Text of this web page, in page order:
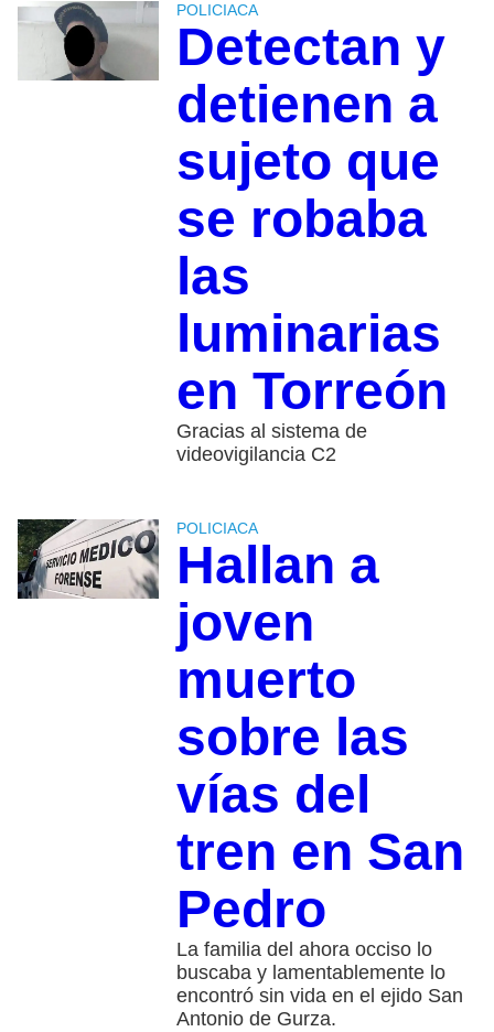
POLICIACA
Detectan y
detienen a
sujeto que
se robaba
las
luminarias
en Torreón
Gracias al sistema de
videovigilancia C2
POLICIACA
Hallan a
joven
muerto
sobre las
vías del
tren en San
Pedro
La familia del ahora occiso lo
buscaba y lamentablemente lo
encontró sin vida en el ejido San
Antonio de Gurza.